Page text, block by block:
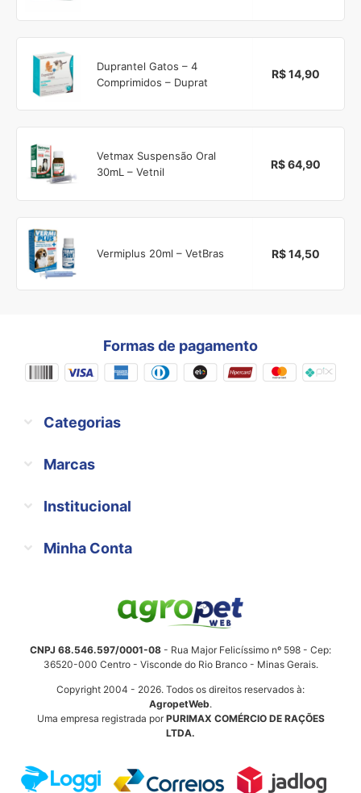
Duprantel Gatos – 4
Comprimidos – Duprat
R$ 14,90
Vetmax Suspensão Oral
30mL – Vetnil
R$ 64,90
Vermiplus 20ml – VetBras R$ 14,50
Formas de pagamento
Categorias
Marcas
Institucional
Minha Conta
CNPJ 68.546.597/0001-08 - Rua Major Felicíssimo nº 598 - Cep:
36520-000 Centro - Visconde do Rio Branco - Minas Gerais.
Copyright 2004 - 2026. Todos os direitos reservados à:
AgropetWeb.
Uma empresa registrada porPURIMAX COMÉRCIO DE RAÇÕES
LTDA.